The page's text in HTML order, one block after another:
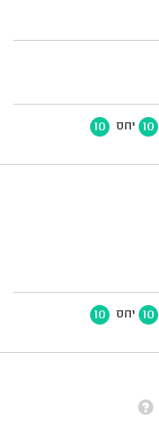
10 יחס 10
10 יחס 10